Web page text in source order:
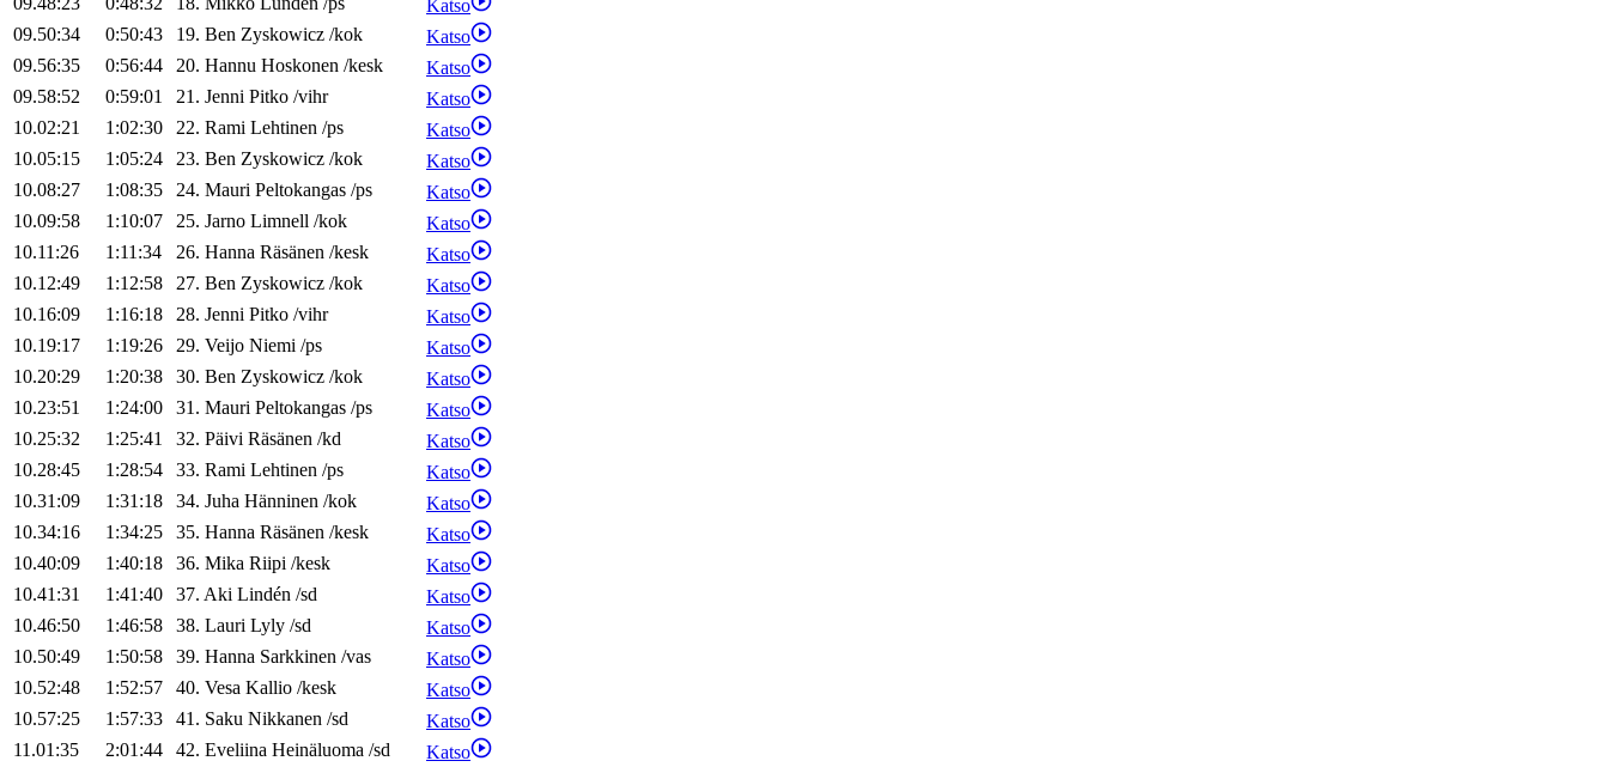
Katso
09.50:34
0:50:43 19. Ben Zyskowicz /kok
Katso
09.56:35
0:56:44 20. Hannu Hoskonen /kesk
Katso
09.58:52
0:59:01 21. Jenni Pitko /vihr
Katso
10.02:21
1:02:30 22. Rami Lehtinen /ps
Katso
10.05:15
1:05:24 23. Ben Zyskowicz /kok
Katso
10.08:27
1:08:35 24. Mauri Peltokangas /ps
Katso
10.09:58
1:10:07 25. Jarno Limnell /kok
Katso
10.11:26
1:11:34 26. Hanna Räsänen /kesk
Katso
10.12:49
1:12:58 27. Ben Zyskowicz /kok
Katso
10.16:09
1:16:18 28. Jenni Pitko /vihr
Katso
10.19:17
1:19:26 29. Veijo Niemi /ps
Katso
10.20:29
1:20:38 30. Ben Zyskowicz /kok
Katso
10.23:51
1:24:00 31. Mauri Peltokangas /ps
Katso
10.25:32
1:25:41 32. Päivi Räsänen /kd
Katso
10.28:45
1:28:54 33. Rami Lehtinen /ps
Katso
10.31:09
1:31:18 34. Juha Hänninen /kok
Katso
10.34:16
1:34:25 35. Hanna Räsänen /kesk
Katso
10.40:09
1:40:18 36. Mika Riipi /kesk
Katso
10.41:31
1:41:40 37. Aki Lindén /sd
Katso
10.46:50
1:46:58 38. Lauri Lyly /sd
Katso
10.50:49
1:50:58 39. Hanna Sarkkinen /vas
Katso
10.52:48
1:52:57 40. Vesa Kallio /kesk
Katso
10.57:25
1:57:33 41. Saku Nikkanen /sd
Katso
11.01:35
2:01:44 42. Eveliina Heinäluoma /sd
Katso